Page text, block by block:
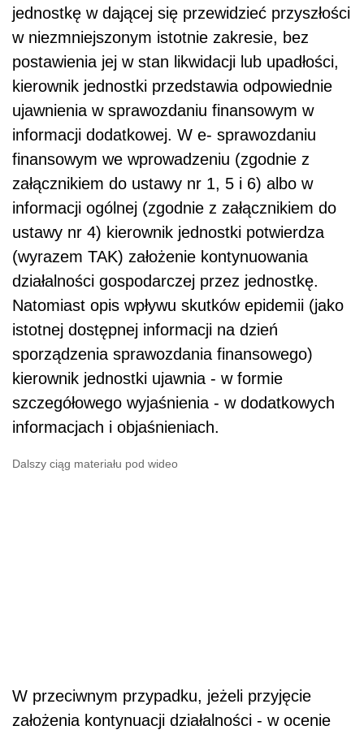
jednostkę w dającej się przewidzieć przyszłości
w niezmniejszonym istotnie zakresie, bez
postawienia jej w stan likwidacji lub upadłości,
kierownik jednostki przedstawia odpowiednie
ujawnienia w sprawozdaniu finansowym w
informacji dodatkowej. W e- sprawozdaniu
finansowym we wprowadzeniu (zgodnie z
załącznikiem do ustawy nr 1, 5 i 6) albo w
informacji ogólnej (zgodnie z załącznikiem do
ustawy nr 4) kierownik jednostki potwierdza
(wyrazem TAK) założenie kontynuowania
działalności gospodarczej przez jednostkę.
Natomiast opis wpływu skutków epidemii (jako
istotnej dostępnej informacji na dzień
sporządzenia sprawozdania finansowego)
kierownik jednostki ujawnia - w formie
szczegółowego wyjaśnienia - w dodatkowych
informacjach i objaśnieniach.
Dalszy ciąg materiału pod wideo
W przeciwnym przypadku, jeżeli przyjęcie
założenia kontynuacji działalności - w ocenie